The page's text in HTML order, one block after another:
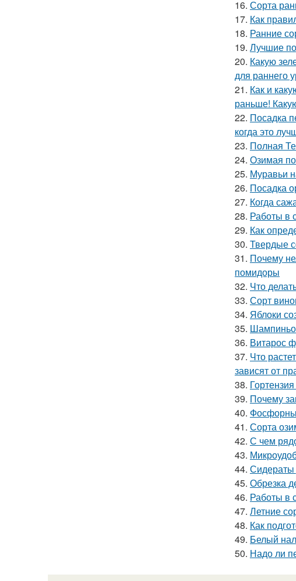
16. Сорта
17. Как
18. Ранние
19. Лучшие
20. Какую
для раннего
21. Как и
раньше!
22. Посадка
когда это
23. Полная
24. Озимая
25. Муравьи
26. Посадка
27. Когда
28. Работы в
29. Как
30. Твердые
31. Почему
помидоры
32. Что
33. Сорт
34. Яблоки
35.
36. Витарос
37. Что
зависят от
38.
39. Почему
40.
41. Сорта
42. С чем
43.
44. Сидераты
45. Обрезка
46. Работы в
47. Летние
48. Как
49. Белый
50. Надо ли